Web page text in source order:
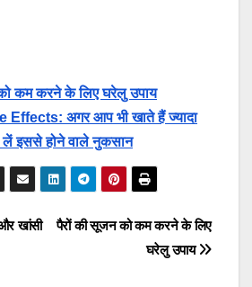
कम करने के लिए घरेलु उपाय
अगर आप भी खाते हैं ज्यादा
लें इससे होने वाले नुकसान
पैरों की सूजन को कम करने के लिए
घरेलु उपाय
खांसी